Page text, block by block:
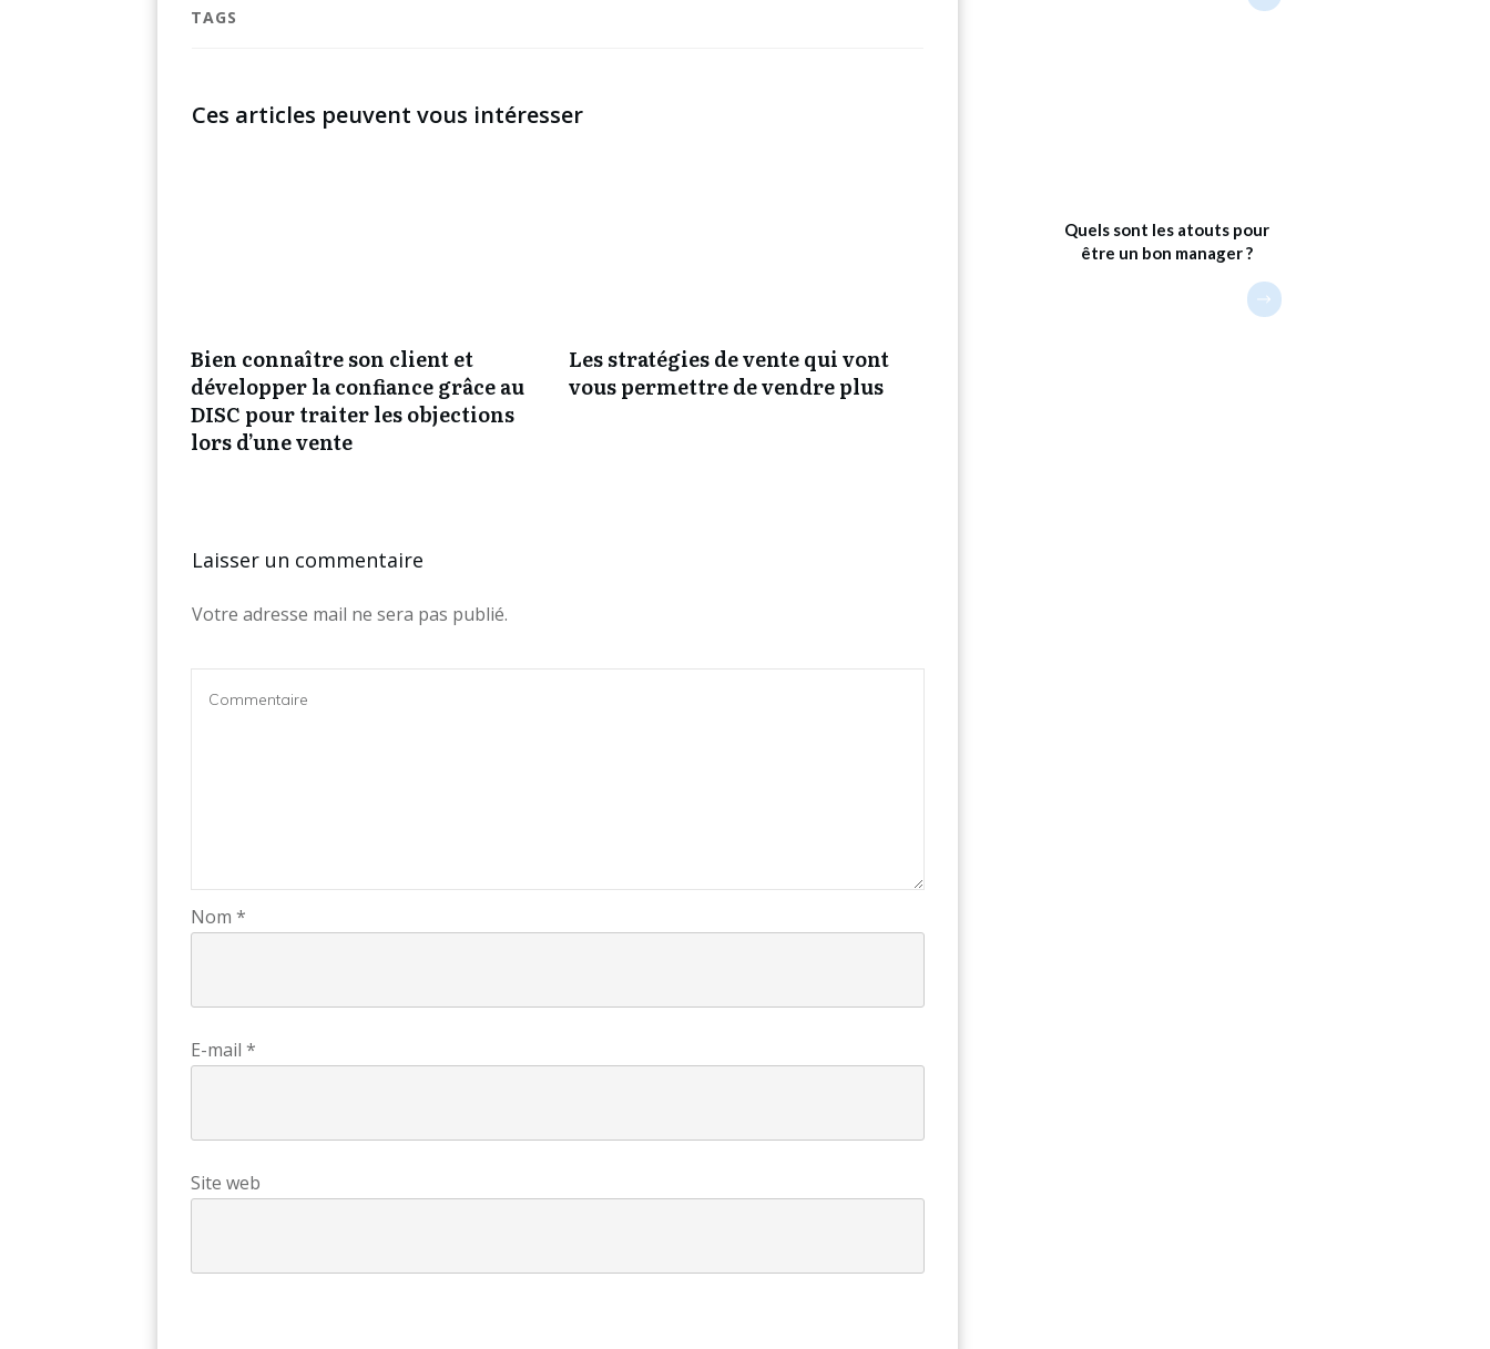
TAGS
Ces articles peuvent vous intéresser
Bien connaître son client et
développer la confiance grâce au
DISC pour traiter les objections
lors d’une vente
Les stratégies de vente qui vont
vous permettre de vendre plus
Laisser un commentaire
Votre adresse mail ne sera pas publié.
Nom *
E-mail *
Site web
Quels sont les atouts pour
être un bon manager ?